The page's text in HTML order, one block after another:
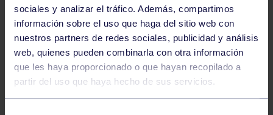
sociales y analizar el tráfico. Además, compartimos
información sobre el uso que haga del sitio web con
nuestros partners de redes sociales, publicidad y análisis
web, quienes pueden combinarla con otra información
que les haya proporcionado o que hayan recopilado a
partir del uso que haya hecho de sus servicios.
Ajedrez 01 Jul 2026